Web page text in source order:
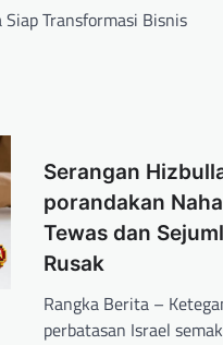
Transformasi Bisnis
Serangan
porandakan
Tewas dan
Rusak
Rangka Berita –
perbatasan Israel